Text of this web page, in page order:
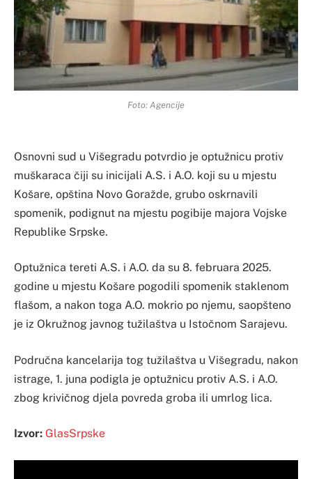
Foto: Agencije
Osnovni sud u Višegradu potvrdio je optužnicu protiv
muškaraca čiji su inicijali A.S. i A.O. koji su u mjestu
Košare, opština Novo Goražde, grubo oskrnavili
spomenik, podignut na mjestu pogibije majora Vojske
Republike Srpske.
Optužnica tereti A.S. i A.O. da su 8. februara 2025.
godine u mjestu Košare pogodili spomenik staklenom
flašom, a nakon toga A.O. mokrio po njemu, saopšteno
je iz Okružnog javnog tužilaštva u Istočnom Sarajevu.
Područna kancelarija tog tužilaštva u Višegradu, nakon
istrage, 1. juna podigla je optužnicu protiv A.S. i A.O.
zbog krivičnog djela povreda groba ili umrlog lica.
Izvor: GlasSrpske